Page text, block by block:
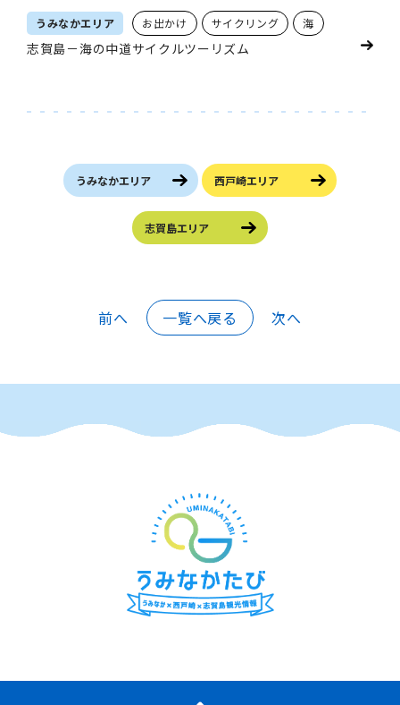
うみなかエリア お出かけ サイクリング 海
志賀島－海の中道サイクルツーリズム
うみなかエリア 西戸崎エリア
志賀島エリア
前へ 一覧へ戻る 次へ